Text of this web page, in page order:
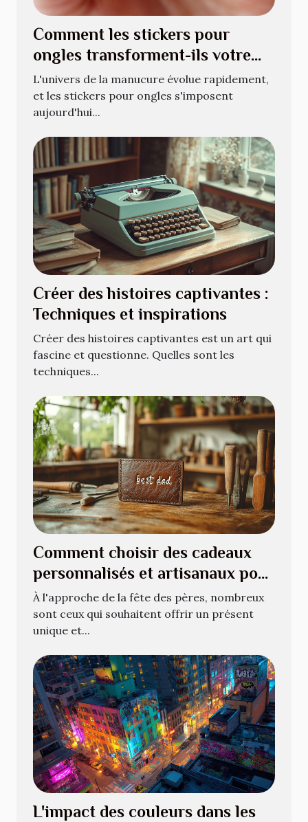
Comment les stickers pour
ongles transforment-ils votre
manucure quotidienne ?
L'univers de la manucure évolue rapidement,
et les stickers pour ongles s'imposent
aujourd'hui...
Créer des histoires captivantes :
Techniques et inspirations
Créer des histoires captivantes est un art qui
fascine et questionne. Quelles sont les
techniques...
Comment choisir des cadeaux
personnalisés et artisanaux pour
la fête des pères
À l'approche de la fête des pères, nombreux
sont ceux qui souhaitent offrir un présent
unique et...
L'impact des couleurs dans les